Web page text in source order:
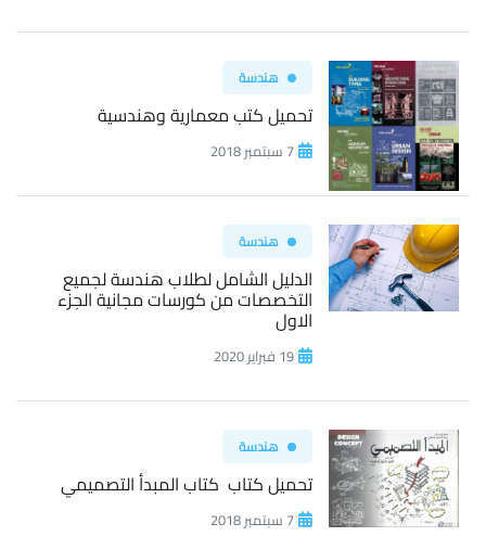
هندسة
تحميل كتب معمارية وهندسية
7 سبتمبر 2018
هندسة
الدليل الشامل لطلاب هندسة لجميع
التخصصات من كورسات مجانية الجزء
الاول
19 فبراير 2020
هندسة
تحميل كتاب كتاب المبدأ التصميمي
7 سبتمبر 2018